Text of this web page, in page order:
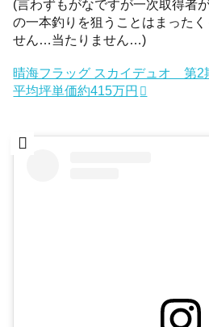
(言わずもがなですが一次取得者
の一本釣りを狙うことはまった
せん…当たりません…)
晴海フラッグ スカイデュオ 第
平均坪単価約415万円